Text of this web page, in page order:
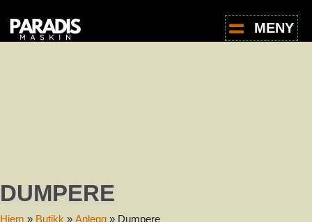
MENY
DUMPERE
Hjem » Butikk » Anlegg » Dumpere